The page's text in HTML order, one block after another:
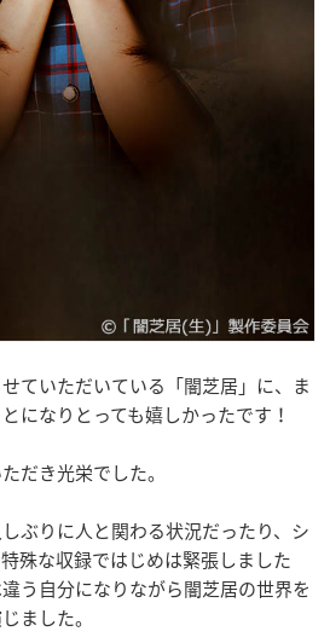
ていただいている「闇芝居」に、ま
になりとっても嬉しかったです！
だき光栄でした。
ぶりに人と関わる状況だったり、シ
殊な収録ではじめは緊張しました
う自分になりながら闇芝居の世界を
ました。